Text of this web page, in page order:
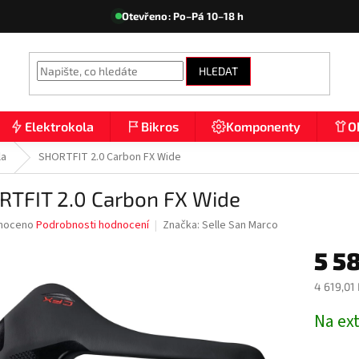
Otevřeno: Po–Pá 10–18 h
HLEDAT
Elektrokola Bikros Komponenty
SHORTFIT 2.0 Carbon FX Wide
2.0 Carbon FX Wide
Podrobnosti hodnocení Značka: Selle San Marco
5
4 619,01
cena:
Na